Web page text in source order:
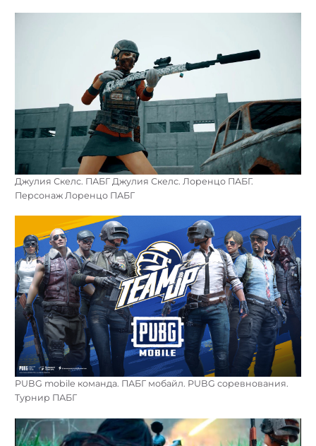
Джулия Скелс. ПАБГ Джулия Скелс. Лоренцо ПАБГ.
Персонаж Лоренцо ПАБГ
PUBG mobile команда. ПАБГ мобайл. PUBG соревнования.
Турнир ПАБГ